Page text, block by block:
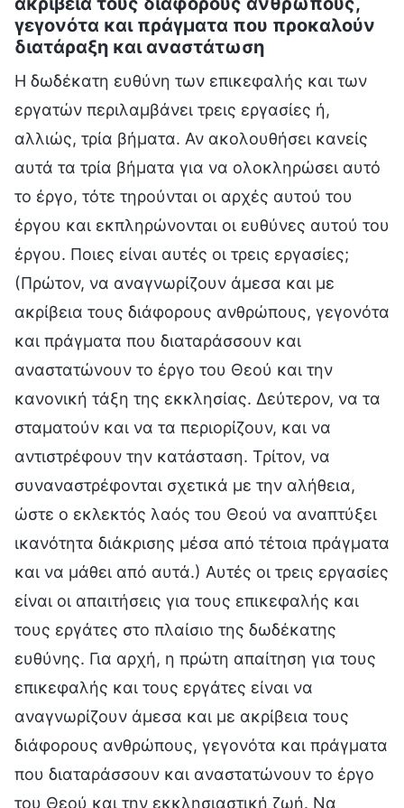
γεγονότα και πράγματα που προκαλούν
διατάραξη και αναστάτωση
Η δωδέκατη ευθύνη των επικεφαλής και των
εργατών περιλαμβάνει τρεις εργασίες ή,
αλλιώς, τρία βήματα. Αν ακολουθήσει κανείς
αυτά τα τρία βήματα για να ολοκληρώσει αυτό
το έργο, τότε τηρούνται οι αρχές αυτού του
έργου και εκπληρώνονται οι ευθύνες αυτού του
έργου. Ποιες είναι αυτές οι τρεις εργασίες;
(Πρώτον, να αναγνωρίζουν άμεσα και με
ακρίβεια τους διάφορους ανθρώπους, γεγονότα
και πράγματα που διαταράσσουν και
αναστατώνουν το έργο του Θεού και την
κανονική τάξη της εκκλησίας. Δεύτερον, να τα
σταματούν και να τα περιορίζουν, και να
αντιστρέφουν την κατάσταση. Τρίτον, να
συναναστρέφονται σχετικά με την αλήθεια,
ώστε ο εκλεκτός λαός του Θεού να αναπτύξει
ικανότητα διάκρισης μέσα από τέτοια πράγματα
και να μάθει από αυτά.) Αυτές οι τρεις εργασίες
είναι οι απαιτήσεις για τους επικεφαλής και
τους εργάτες στο πλαίσιο της δωδέκατης
ευθύνης. Για αρχή, η πρώτη απαίτηση για τους
επικεφαλής και τους εργάτες είναι να
αναγνωρίζουν άμεσα και με ακρίβεια τους
διάφορους ανθρώπους, γεγονότα και πράγματα
που διαταράσσουν και αναστατώνουν το έργο
του Θεού και την εκκλησιαστική ζωή. Να